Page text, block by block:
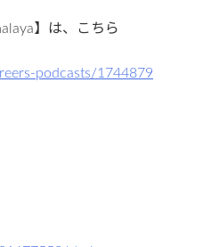
】は、こちら
podcasts/1744879